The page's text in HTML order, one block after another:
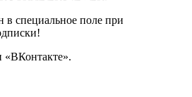
в специальное поле при
«ВКонтакте».